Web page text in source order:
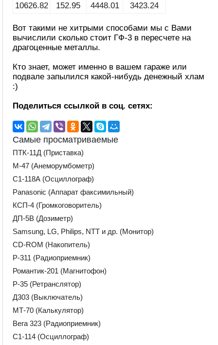
10626.82
152.95 4448.01 3423.24
Вот такими не хитрыми способами мы с Вами
вычислили сколько стоит ГФ-3 в пересчете на
драгоценные металлы.
Кто знает, может именно в вашем гараже или
подвале запылился какой-нибудь денежный хлам
:)
Поделиться ссылкой в соц. сетях:
Самые просматриваемые
ПТК-11Д (Приставка)
М-47 (Анеморумбометр)
С1-118А (Осциллограф)
Panasonic (Аппарат факсимильный)
КСП-4 (Громкоговоритель)
ДП-5В (Дозиметр)
Samsung, LG, Philips, NTT и др. (Монитор)
CD-ROM (Накопитель)
Р-311 (Радиоприемник)
Романтик-201 (Магнитофон)
Р-35 (Ретранслятор)
Д303 (Выключатель)
МТ-70 (Калькулятор)
Вега 323 (Радиоприемник)
С1-114 (Осциллограф)